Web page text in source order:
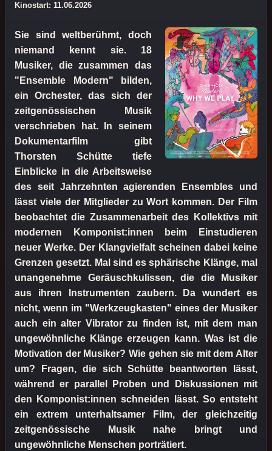
Kinostart: 11.06.2026
Sie sind weltberühmt, doch
niemand kennt sie. 18
Musiker, die zusammen das
"Ensemble Modern" bilden,
ein Orchester, das sich der
zeitgenössischen Musik
verschrieben hat. In seinem
Dokumentarfilm gibt
Thorsten Schütte tiefe
Einblicke in die Arbeitsweise
des seit Jahrzehnten agierenden Ensembles und
lässt viele der Mitglieder zu Wort kommen. Der Film
beobachtet die Zusammenarbeit des Kollektivs mit
modernen Komponist:innen beim Einstudieren
neuer Werke. Der Klangvielfalt scheinen dabei keine
Grenzen gesetzt. Mal sind es sphärische Klänge, mal
unangenehme Geräuschkulissen, die die Musiker
aus ihren Instrumenten zaubern. Da wundert es
nicht, wenn im "Werkzeugkasten" eines der Musiker
auch ein alter Vibrator zu finden ist, mit dem man
ungewöhnliche Klänge erzeugen kann. Was ist die
Motivation der Musiker? Wie gehen sie mit dem Alter
um? Fragen, die sich Schütte beantworten lässt,
während er parallel Proben und Diskussionen mit
den Komponist:innen schneiden lässt. So entsteht
ein extrem unterhaltsamer Film, der gleichzeitig
zeitgenössische Musik nahe bringt und
ungewöhnliche Menschen porträtiert.